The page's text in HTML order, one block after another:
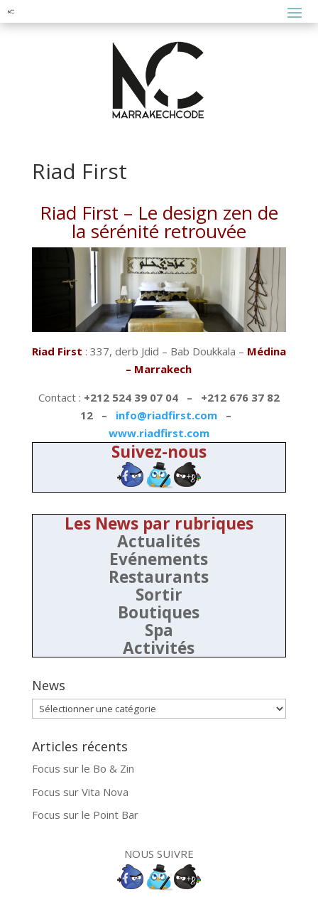
Riad First
Riad First – Le design zen de
la sérénité retrouvée
Riad First : 337, derb Jdid – Bab Doukkala – Médina
– Marrakech
Contact : +212 524 39 07 04 – +212 676 37 82
12 – info@riadfirst.com –
www.riadfirst.com
Suivez-nous
Les News par rubriques
Actualités
Evénements
Restaurants
Sortir
Boutiques
Spa
Activités
News
News
Articles récents
Focus sur le Bo & Zin
Focus sur Vita Nova
Focus sur le Point Bar
NOUS SUIVRE